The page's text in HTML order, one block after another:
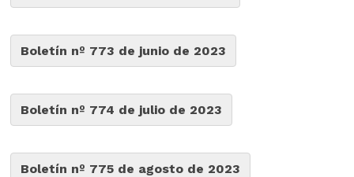
Boletín nº 773 de junio de 2023
Boletín nº 774 de julio de 2023
Boletín nº 775 de agosto de 2023